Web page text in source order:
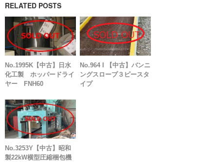
RELATED POSTS
No.1995K【中古】日水
化工製 ホッパードライ
ヤー FNH60
No.964 I 【中古】バンニ
ングスロープ３ピースタ
イプ
No.3253Y【中古】昭和
製22kW横型圧縮梱包機